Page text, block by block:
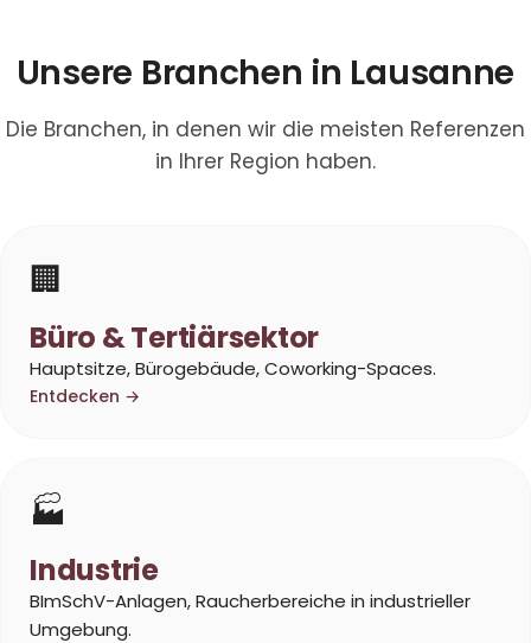
Unsere Branchen in Lausanne
Die Branchen, in denen wir die meisten Referenzen
in Ihrer Region haben.
🏢
Büro & Tertiärsektor
Hauptsitze, Bürogebäude, Coworking-Spaces.
Entdecken →
🏭
Industrie
BImSchV-Anlagen, Raucherbereiche in industrieller
Umgebung.